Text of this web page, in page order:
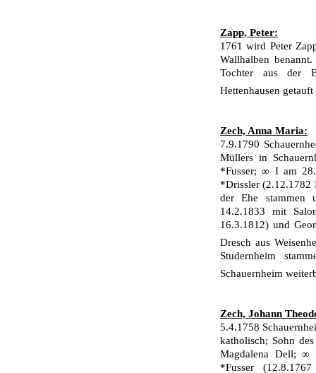
Zapp, Peter:
1761 wird Peter
Wallhalben
Tochter aus der
Hettenhausen getauft
Zech, Anna Maria:
7.9.1790
Müllers in
*Fusser; ∞ I am
*Drissler (2.12.1782
der Ehe stammen
14.2.1833 mit
16.3.1812) und
Dresch aus
Studernheim
Schauern­heim
Zech, Johann
5.4.1758
katholisch; Sohn
Magdalena Dell; ∞
*Fusser